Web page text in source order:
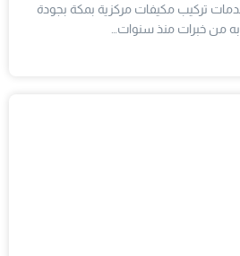
تركيب مكيفات مركزية بمكة بجودة
به من خبرات منذ سنوات…